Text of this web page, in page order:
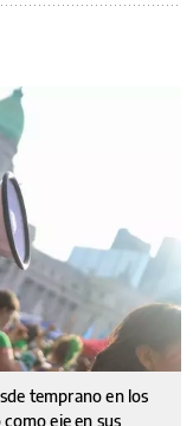
temprano en los
eje en sus